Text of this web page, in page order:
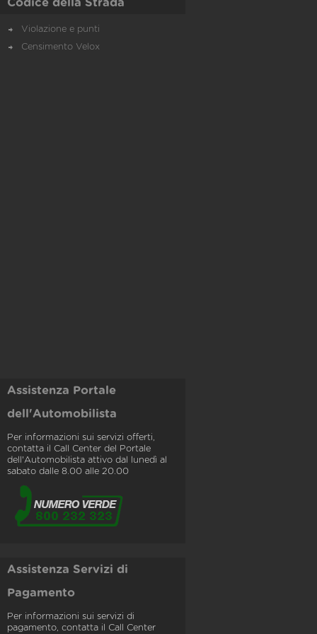
Codice della Strada
Violazione e punti
Censimento Velox
Assistenza Portale
dell'Automobilista
Per informazioni sui servizi offerti,
contatta il Call Center del Portale
dell'Automobilista attivo dal lunedì al
sabato dalle 8.00 alle 20.00
Assistenza Servizi di
Pagamento
Per informazioni sui servizi di
pagamento, contatta il Call Center